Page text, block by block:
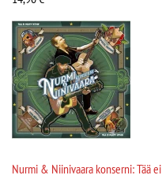
Nurmi & Niinivaara konserni: Tää ei